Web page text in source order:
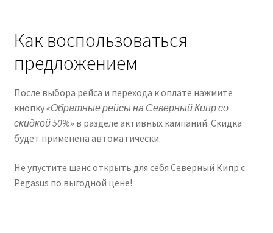
Как воспользоваться
предложением
После выбора рейса и перехода к оплате нажмите
кнопку«Обратные рейсы на Северный Кипр со
скидкой 50%» в разделе активных кампаний. Скидка
будет применена автоматически.
Не упустите шанс открыть для себя Северный Кипр с
Pegasus по выгодной цене!